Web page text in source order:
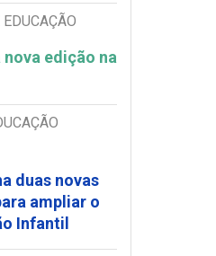
edição na
duas novas
ampliar o
Infantil